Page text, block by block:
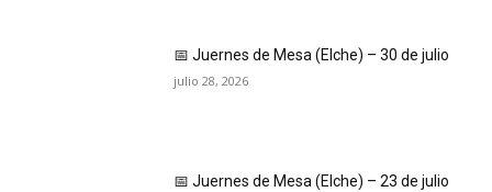
📅 Juernes de Mesa (Elche) – 30 de julio
julio 28, 2026
📅 Juernes de Mesa (Elche) – 23 de julio